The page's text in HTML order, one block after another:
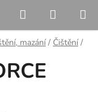
Hledat
KOŠÍK
mazání / Čištění /